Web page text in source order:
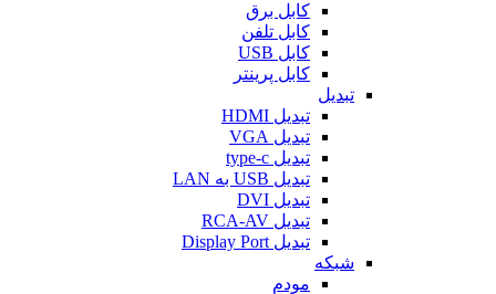
کابل برق
کابل تلفن
کابل USB
کابل پرینتر
تبدیل
تبدیل HDMI
تبدیل VGA
تبدیل type-c
تبدیل USB به LAN
تبدیل DVI
تبدیل RCA-AV
تبدیل Display Port
شبکه
مودم